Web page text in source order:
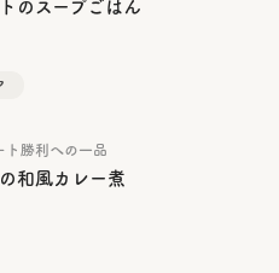
のスープごはん
ト勝利への一品
和風カレー煮